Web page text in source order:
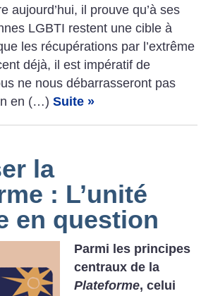
aujourd’hui, il prouve qu’à ses
LGBTI restent une cible à
les récupérations par l’extrême
déjà, il est impératif de
ne nous débarrasseront pas
en (…)Suite »
la
: L’unité
en question
Parmi les principes
centraux de la
Plateforme, celui